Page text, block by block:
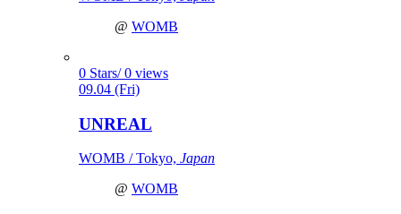
@ WOMB
0 Stars/ 0 views
09.04 (Fri)
UNREAL
WOMB / Tokyo, Japan
@ WOMB